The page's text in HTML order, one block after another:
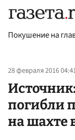
Покушение на
28 февраля 2016
погибли
на шахте